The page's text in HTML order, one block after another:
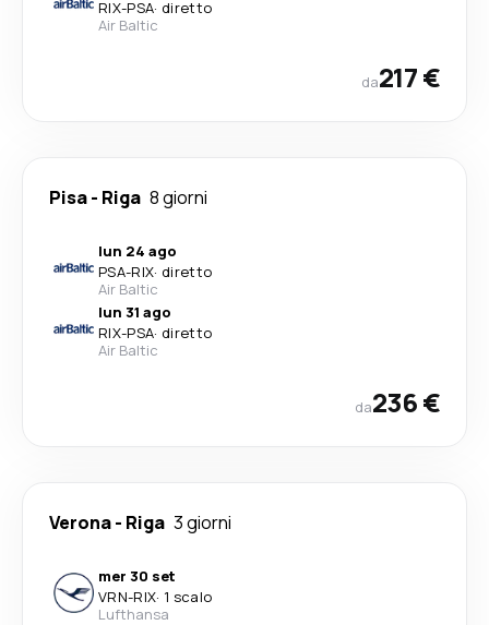
RIX-PSA· diretto
Air Baltic
da217 €
Pisa- Riga 8 giorni
lun 24 ago
PSA-RIX· diretto
Air Baltic
lun 31 ago
RIX-PSA· diretto
Air Baltic
da236 €
Verona- Riga 3 giorni
mer 30 set
VRN-RIX· 1 scalo
Lufthansa